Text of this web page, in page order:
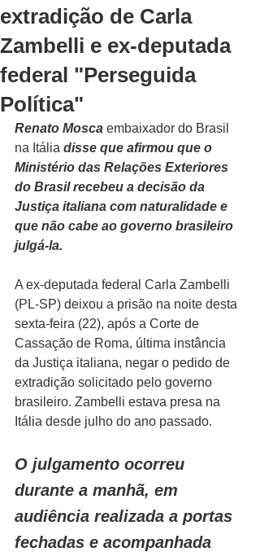
extradição de Carla
Zambelli e ex-deputada
federal "Perseguida
Política"
Renato Mosca embaixador do Brasil
na Itália disse que afirmou que o
Ministério das Relações Exteriores
do Brasil recebeu a decisão da
Justiça italiana com naturalidade e
que não cabe ao governo brasileiro
julgá-la.
A ex-deputada federal Carla Zambelli
(PL-SP) deixou a prisão na noite desta
sexta-feira (22), após a Corte de
Cassação de Roma, última instância
da Justiça italiana, negar o pedido de
extradição solicitado pelo governo
brasileiro. Zambelli estava presa na
Itália desde julho do ano passado.
O julgamento ocorreu
durante a manhã, em
audiência realizada a portas
fechadas e acompanhada